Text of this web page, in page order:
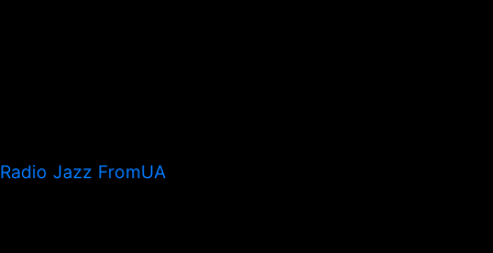
Radio Jazz FromUA